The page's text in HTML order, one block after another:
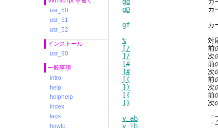
usr_50
usr_51
usr_52
インストール
usr_90
一般事項
intro
help
helphelp
index
tags
howto
gD カーソルの下のグ
gf カーソルの下の
%対応する
[/ 前のコメントが
]/ 次のコメントが
[#前の閉じられて
]#次の閉じられて
[(
前の閉じられ
])
次の閉じられ
[{ 前の閉じられ
]} 次の閉じられ
v_ab 「ブロック("[("
v_ib 「ブロック("[("